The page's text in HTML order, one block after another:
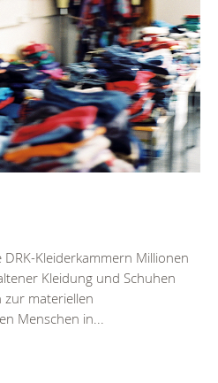
Kleiderkammern Millionen
Kleidung und Schuhen
zur materiellen
Menschen in...